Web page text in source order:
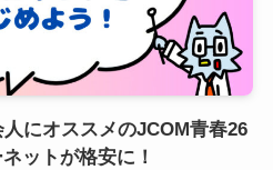
人にオススメのJCOM青春26
ットが格安に！